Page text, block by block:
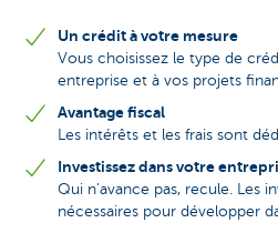
Un crédit à votre mesure
Vous choisissez le type de
entreprise et à vos projets
Avantage fiscal
Les intérêts et les frais sont
Investissez dans votre
Qui n’avance pas, recule. Les
nécessaires pour développer